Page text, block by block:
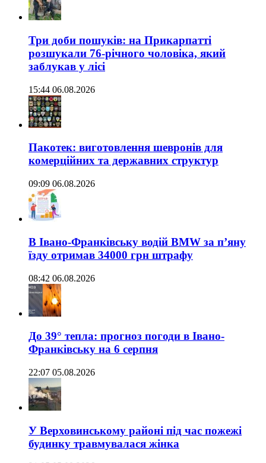
Три доби пошуків: на Прикарпатті
розшукали 76-річного чоловіка, який
заблукав у лісі
15:44 06.08.2026
Пакотек: виготовлення шевронів для
комерційних та державних структур
09:09 06.08.2026
В Івано-Франківську водій BMW за п’яну
їзду отримав 34000 грн штрафу
08:42 06.08.2026
До 39° тепла: прогноз погоди в Івано-
Франківську на 6 серпня
22:07 05.08.2026
У Верховинському районі під час пожежі
будинку травмувалася жінка